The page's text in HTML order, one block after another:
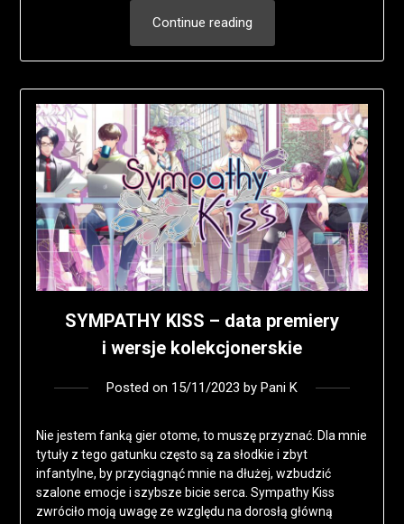
Continue reading
SYMPATHY KISS – data premiery
i wersje kolekcjonerskie
Posted on 15/11/2023 by Pani K
Nie jestem fanką gier otome, to muszę przyznać. Dla mnie
tytuły z tego gatunku często są za słodkie i zbyt
infantylne, by przyciągnąć mnie na dłużej, wzbudzić
szalone emocje i szybsze bicie serca. Sympathy Kiss
zwróciło moją uwagę ze względu na dorosłą główną